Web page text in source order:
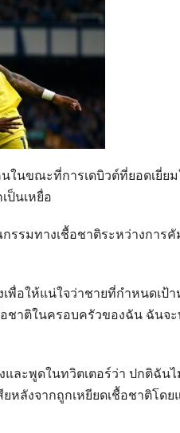
ในขณะที่การเดบิวต์ที่ยอดเยี่ย
ป็นเหยื่อ
รมทางเชื้อชาติระหว่างการ
พื่อให้แน่ใจว่าชายที่กำหนดเป้
ชาติในครอบครัวของฉัน ฉันจ
ละพูดในทวิตเตอร์ว่า ปกติฉัน
ลังจากถูกเหยียดเชื้อชาติโดย